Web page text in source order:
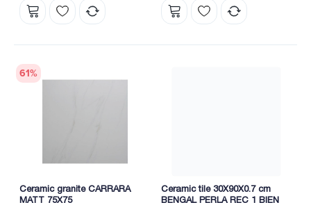
61%
Ceramic granite CARRARA
MATT 75X75
Ceramic tile 30X90X0.7 cm
BENGAL PERLA REC 1 BIEN